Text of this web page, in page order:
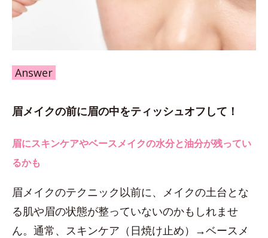
Answer
眉メイクの前に眉の中をティッシュオフして！
眉にスキンケアやベースメイクの水分と油分が残ってい
るかも
眉メイクのテクニック以前に、メイクの土台とな
る肌や眉の状態が整っていないのかもしれませ
ん。通常、スキンケア（日焼け止め）→ベースメ